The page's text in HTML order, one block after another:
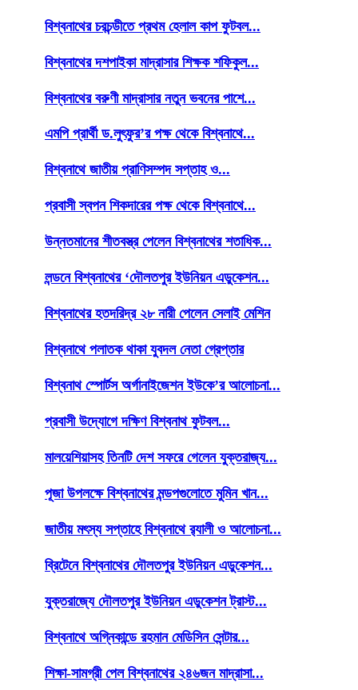
বিশ্বনাথের চরচন্ডীতে প্রথম হেলাল কাপ ফুটবল...
বিশ্বনাথের দশপাইকা মাদ্রাসার শিক্ষক শফিকুল...
বিশ্বনাথের বরুণী মাদ্রাসার নতুন ভবনের পাশে...
এমপি প্রার্থী ড.লুৎফুর’র পক্ষ থেকে বিশ্বনাথে...
বিশ্বনাথে জাতীয় প্রাণিসম্পদ সপ্তাহ ও...
প্রবাসী স্বপন শিকদারের পক্ষ থেকে বিশ্বনাথে...
উন্নতমানের শীতবস্ত্র পেলেন বিশ্বনাথের শতাধিক...
লন্ডনে বিশ্বনাথের ‘দৌলতপুর ইউনিয়ন এডুকেশন...
বিশ্বনাথের হতদরিদ্র ২৮ নারী পেলেন সেলাই মেশিন
বিশ্বনাথে পলাতক থাকা যুবদল নেতা গ্রেপ্তার
বিশ্বনাথ স্পোর্টস অর্গানাইজেশন ইউকে’র আলোচনা...
প্রবাসী উদ্যোগে দক্ষিণ বিশ্বনাথ ফুটবল...
মালয়েশিয়াসহ তিনটি দেশ সফরে গেলেন যুক্তরাজ্য...
পূজা উপলক্ষে বিশ্বনাথের মন্ডপগুলোতে মুমিন খান...
জাতীয় মৎস্য সপ্তাহে বিশ্বনাথে র‌্যালী ও আলোচনা...
ব্রিটেনে বিশ্বনাথের দৌলতপুর ইউনিয়ন এডুকেশন...
যুক্তরাজ্যে দৌলতপুর ইউনিয়ন এডুকেশন ট্রাস্ট...
বিশ্বনাথে অগ্নিকান্ডে রহমান মেডিসিন সেন্টার...
শিক্ষা-সামগ্রী পেল বিশ্বনাথের ২৪৬জন মাদ্রাসা...